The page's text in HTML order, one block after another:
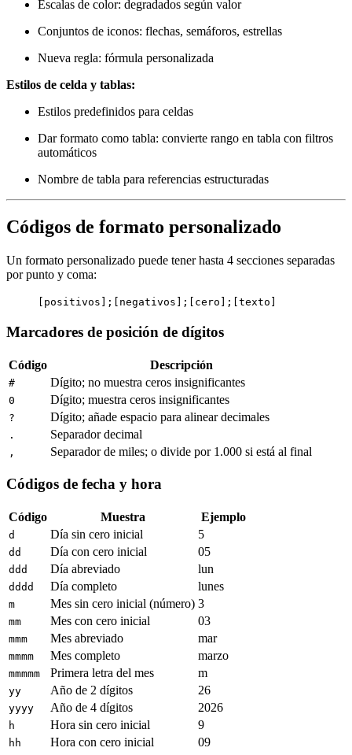
Escalas de color: degradados según valor
Conjuntos de iconos: flechas, semáforos, estrellas
Nueva regla: fórmula personalizada
Estilos de celda y tablas:
Estilos predefinidos para celdas
Dar formato como tabla: convierte rango en tabla con filtros
automáticos
Nombre de tabla para referencias estructuradas
Códigos de formato personalizado
Un formato personalizado puede tener hasta 4 secciones separadas
por punto y coma:
[positivos];[negativos];[cero];[texto]
Marcadores de posición de dígitos
Código Descripción
# Dígito; no muestra ceros insignificantes
0 Dígito; muestra ceros insignificantes
? Dígito; añade espacio para alinear decimales
. Separador decimal
, Separador de miles; o divide por 1.000 si está al final
Códigos de fecha y hora
Código Muestra Ejemplo
d Día sin cero inicial 5
dd Día con cero inicial 05
ddd Día abreviado lun
dddd Día completo lunes
m Mes sin cero inicial (número) 3
mm Mes con cero inicial 03
mmm Mes abreviado mar
mmmm Mes completo marzo
mmmmm Primera letra del mes m
yy Año de 2 dígitos 26
yyyy Año de 4 dígitos 2026
h Hora sin cero inicial 9
hh Hora con cero inicial 09